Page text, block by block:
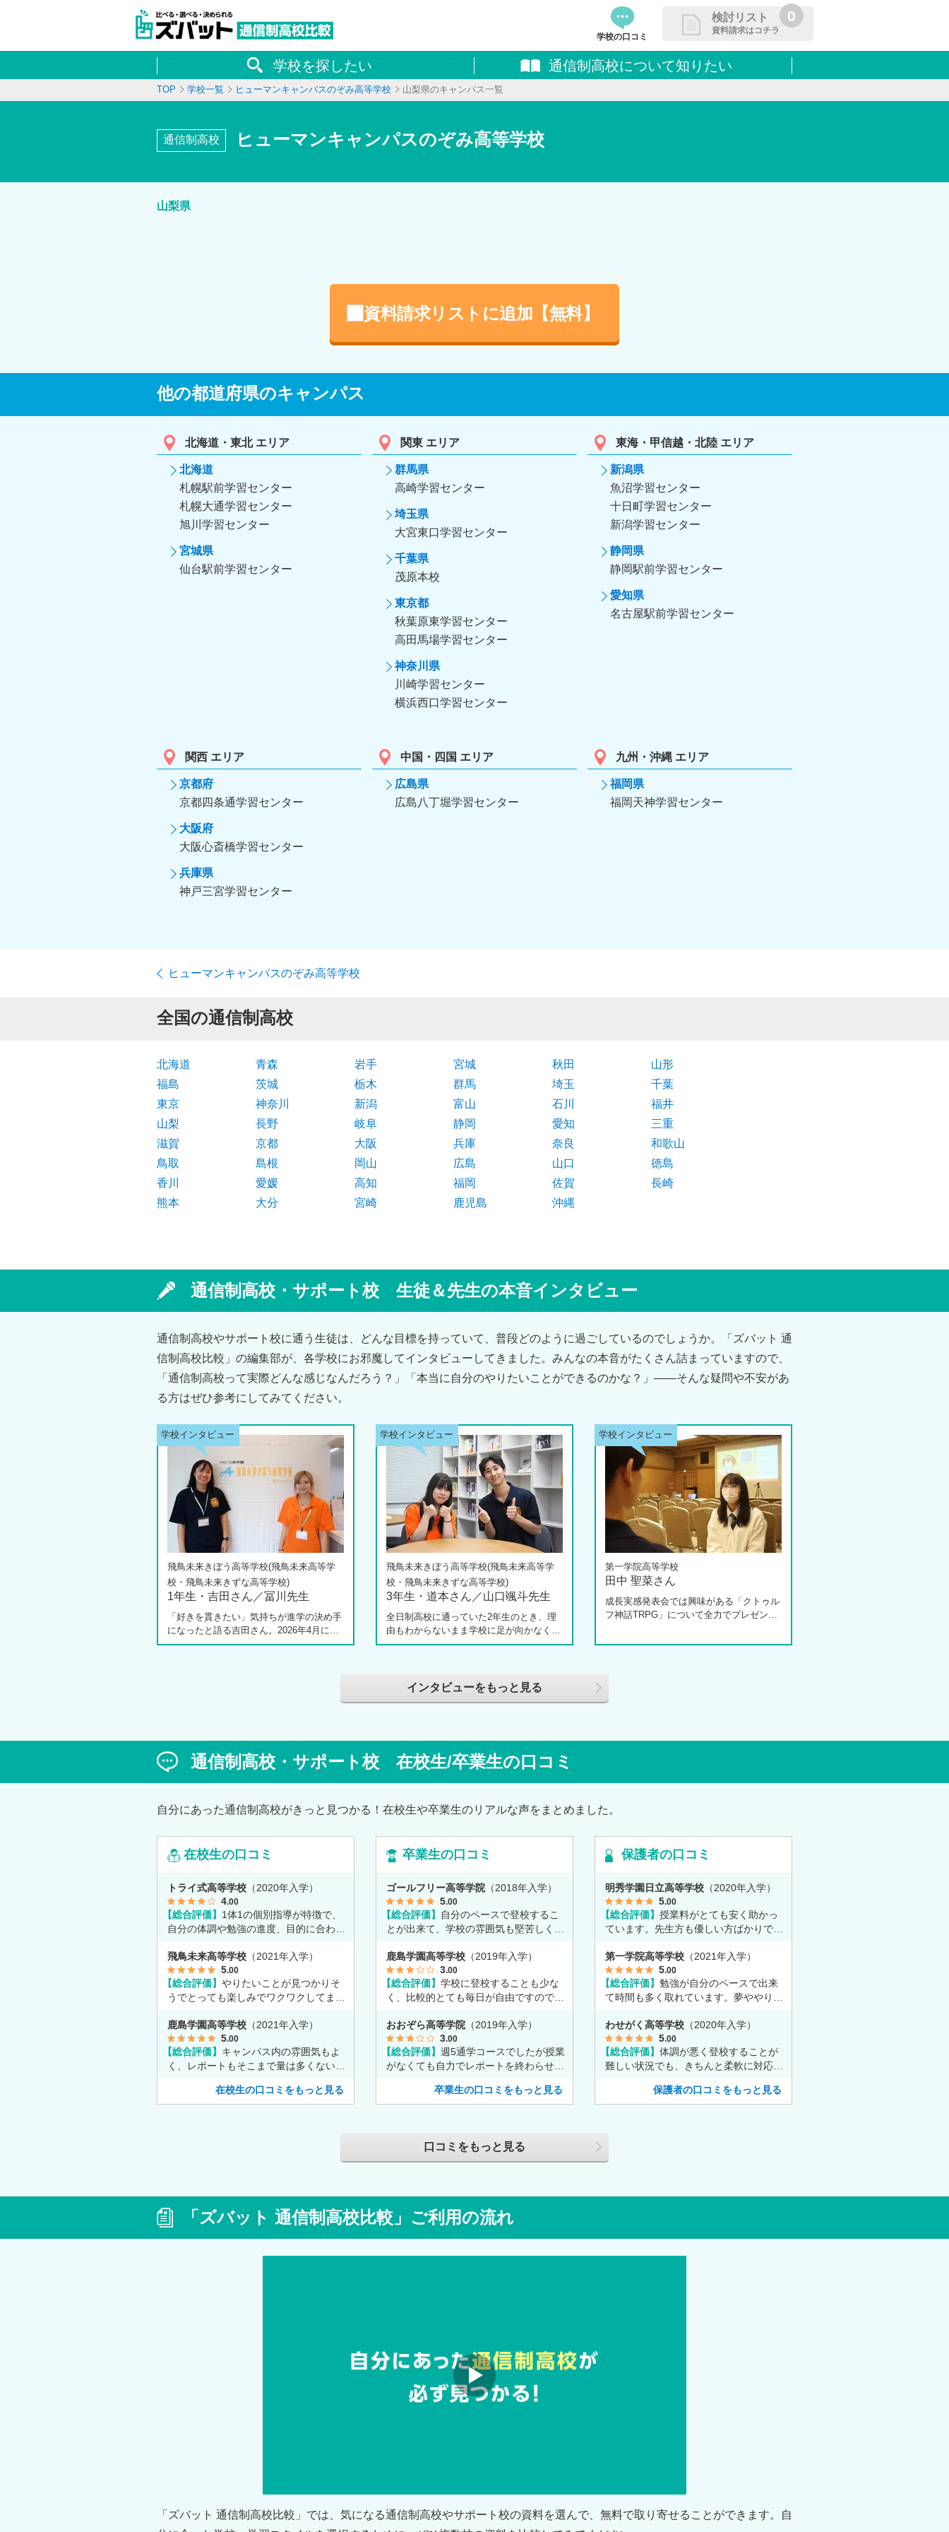
学校の口コミ
検討リスト
資料請求はコチラ
0
資料請求リストに追加しました
追加した学校を一覧で確認・まとめて資
学校を探したい 通信制高校について知りたい
TOP 学校一覧 ヒューマンキャンパスのぞみ高等学校 山梨県のキャンパス一覧
通信制高校 ヒューマンキャンパスのぞみ高等学校
山梨県
資料請求リストに追加【無料】
他の都道府県のキャンパス
北海道・東北 エリア
北海道
札幌駅前学習センター
札幌大通学習センター
旭川学習センター
宮城県
仙台駅前学習センター
関東 エリア
群馬県
高崎学習センター
埼玉県
大宮東口学習センター
千葉県
茂原本校
東京都
秋葉原東学習センター
高田馬場学習センター
神奈川県
川崎学習センター
横浜西口学習センター
東海・甲信越・北陸 エリア
新潟県
魚沼学習センター
十日町学習センター
新潟学習センター
静岡県
静岡駅前学習センター
愛知県
名古屋駅前学習センター
関西 エリア
京都府
京都四条通学習センター
大阪府
大阪心斎橋学習センター
兵庫県
神戸三宮学習センター
中国・四国 エリア
広島県
広島八丁堀学習センター
九州・沖縄 エリア
福岡県
福岡天神学習センター
ヒューマンキャンパスのぞみ高等学校
全国の通信制高校
北海道 青森 岩手 宮城 秋田
山形
福島
茨城 栃木 群馬 埼玉
千葉
東京
神奈川 新潟 富山 石川
福井
山梨
長野 岐阜 静岡 愛知
三重
滋賀
京都 大阪 兵庫 奈良
和歌山
鳥取
島根 岡山 広島 山口
徳島
香川
愛媛 高知 福岡 佐賀
長崎
熊本
大分 宮崎 鹿児島 沖縄
通信制高校・サポート校 生徒＆先生の本音インタビュー
通信制高校やサポート校に通う生徒は、どんな目標を持っていて、普段どのように過ごしているのでしょうか。「ズバット 通
信制高校比較」の編集部が、各学校にお邪魔してインタビューしてきました。みんなの本音がたくさん詰まっていますので、
「通信制高校って実際どんな感じなんだろう？」「本当に自分のやりたいことができるのかな？」――そんな疑問や不安があ
る方はぜひ参考にしてみてください。
飛鳥未来きぼう高等学校(飛鳥未来高等学
校・飛鳥未来きずな高等学校)
1年生・吉田さん／冨川先生
「好きを貫きたい」気持ちが進学の決め手
になったと語る吉田さん。2026年4月に新
しく開校した飛鳥未来きぼう高等学校 柏
は、日々の何気ない会話や行事を通じて育
まれた、先生と生徒の温かな信頼関係もう
飛鳥未来きぼう高等学校(飛鳥未来高等学
校・飛鳥未来きずな高等学校)
3年生・道本さん／山口颯斗先生
全日制高校に通っていた2年生のとき、理
由もわからないまま学校に足が向かなくな
ったという道本さん。個別相談会で感じた
選びました。現在は同校に3年生として在
や、自分らしく過ごせる学校生活について
語ってくれました。
第一学院高等学校
田中 聖菜さん
成長実感発表会では興味がある「クトゥル
フ神話TRPG」について全力でプレゼンし
の中で体調を崩し、12月に第一学院高等学
インタビューをもっと見る
通信制高校・サポート校 在校生/卒業生の口コミ
自分にあった通信制高校がきっと見つかる！在校生や卒業生のリアルな声をまとめました。
在校生の口コミ
トライ式高等学校 （2020年入学）
4.00
【総合評価】 1体1の個別指導が特徴で、
自分の体調や勉強の進度、目的に合わせ
飛鳥未来高等学校 （2021年入学）
5.00
【総合評価】 やりたいことが見つかりそ
うでとっても楽しみでワクワクしてま
鹿島学園高等学校 （2021年入学）
5.00
【総合評価】 キャンパス内の雰囲気もよ
く、レポートもそこまで量は多くないの
在校生の口コミをもっと見る
卒業生の口コミ
ゴールフリー高等学院 （2018年入学）
5.00
【総合評価】
自分のペースで登校するこ
とが出来て、学校の雰囲気も堅苦しくな
鹿島学園高等学校 （2019年入学）
3.00
【総合評価】 学校に登校することも少な
く、比較的とても毎日が自由ですのでア
おおぞら高等学院 （2019年入学）
3.00
【総合評価】 週5通学コースでしたが授業
がなくても自力でレポートを終わらせる
卒業生の口コミをもっと見る
保護者の口コミ
明秀学園日立高等学校 （2020年入学）
5.00
【総合評価】 授業料がとても安く助かっ
ています。先生方も優しい方ばかりで勉
第一学院高等学校 （2021年入学）
5.00
【総合評価】 勉強が自分のペースで出来
て時間も多く取れています。夢ややりた
わせがく高等学校 （2020年入学）
5.00
【総合評価】 体調が悪く登校することが
難しい状況でも、きちんと柔軟に対応し
保護者の口コミをもっと見る
口コミをもっと見る
「ズバット 通信制高校比較」ご利用の流れ
「ズバット 通信制高校比較」では、気になる通信制高校やサポート校の資料を選んで、無料で取り寄せることができます。自